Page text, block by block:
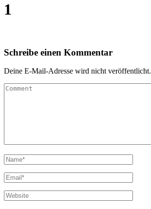
1
Schreibe einen Kommentar
Deine E-Mail-Adresse wird nicht veröffentlicht.